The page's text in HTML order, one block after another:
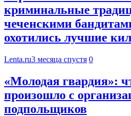
криминальные
чеченскими
охотились лучшие
Lenta.ru3 месяца спустя 0
«Молодая гвардия»:
произошло с
подпольщиков